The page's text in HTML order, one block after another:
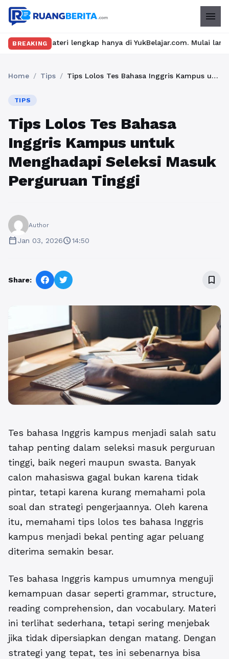
menu
BREAKING
lengkap hanya di YukBelajar.com. Mulai langkah
Home / Tips / Tips Lolos Tes Bahasa Inggris Kampus untuk Menghadapi Seleksi Masuk Perguruan Tinggi
TIPS
Tips Lolos Tes Bahasa
Inggris Kampus untuk
Menghadapi Seleksi Masuk
Perguruan Tinggi
Author
calendar_todayJan 03, 2026schedule14:50
Share: bookmark_border
Tes bahasa Inggris kampus menjadi salah satu
tahap penting dalam seleksi masuk perguruan
tinggi, baik negeri maupun swasta. Banyak
calon mahasiswa gagal bukan karena tidak
pintar, tetapi karena kurang memahami pola
soal dan strategi pengerjaannya. Oleh karena
itu, memahami tips lolos tes bahasa Inggris
kampus menjadi bekal penting agar peluang
diterima semakin besar.
Tes bahasa Inggris kampus umumnya menguji
kemampuan dasar seperti grammar, structure,
reading comprehension, dan vocabulary. Materi
ini terlihat sederhana, tetapi sering menjebak
jika tidak dipersiapkan dengan matang. Dengan
strategi yang tepat, tes ini sebenarnya bisa